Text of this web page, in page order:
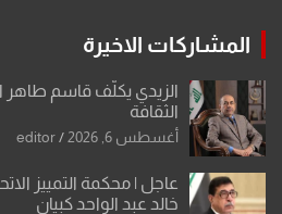
المشاركات الاخيرة
الزيدي يكلّف قاسم طاهر
الثقافة
أغسطس 6, 2026 editor
عاجل | محكمة التمييز
خالد عبد الواحد كبيان